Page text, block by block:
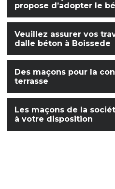
propose d’adopter le
Veuillez assurer vos
dalle béton à Boissede
Des maçons pour la
terrasse
Les maçons de la
à votre disposition